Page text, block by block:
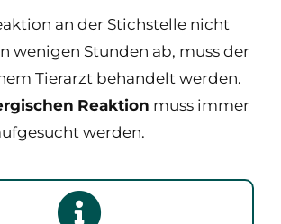
an der Stichstelle nicht
wenigen Stunden ab, muss der
Tierarzt behandelt werden.
Reaktion muss immer
werden.